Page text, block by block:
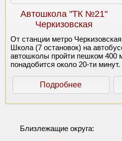
Автошкола "ТК №21"
Черкизовская
От станции метро
Школа (7 остановок) на
автошколы пройти пешком 400
понадобится около 20-ти минут.
Подробнее
Близлежащие округа: